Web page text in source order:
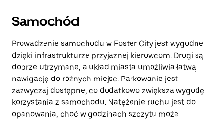
Samochód
Prowadzenie samochodu w Foster City jest wygodne
dzięki infrastrukturze przyjaznej kierowcom. Drogi są
dobrze utrzymane, a układ miasta umożliwia łatwą
nawigację do różnych miejsc. Parkowanie jest
zazwyczaj dostępne, co dodatkowo zwiększa wygodę
korzystania z samochodu. Natężenie ruchu jest do
opanowania, choć w godzinach szczytu może